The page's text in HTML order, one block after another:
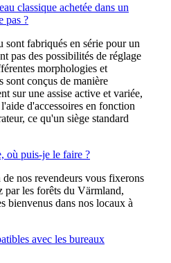
classique achetée dans un
pas ?
sont fabriqués en série pour un
pas des possibilités de réglage
morphologies et
sont conçus de manière
sur une assise active et variée,
d'accessoires en fonction
ce qu'un siège standard
où puis-je le faire ?
nos revendeurs vous fixerons
par les forêts du Värmland,
bienvenus dans nos locaux à
avec les bureaux